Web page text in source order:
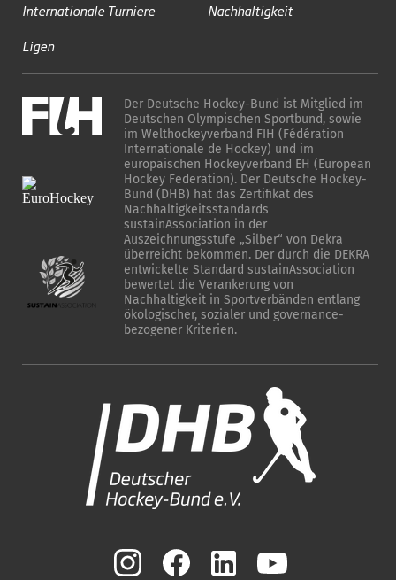
Internationale Turniere
Ligen
Nachhaltigkeit
Der Deutsche Hockey-Bund ist Mitglied im
Deutschen Olympischen Sportbund, sowie
im Welthockeyverband FIH (Fédération
Internationale de Hockey) und im
europäischen Hockeyverband EH (European
Hockey Federation). Der Deutsche Hockey-
Bund (DHB) hat das Zertifikat des
Nachhaltigkeitsstandards
sustainAssociation in der
Auszeichnungsstufe „Silber“ von Dekra
überreicht bekommen. Der durch die DEKRA
entwickelte Standard sustainAssociation
bewertet die Verankerung von
Nachhaltigkeit in Sportverbänden entlang
ökologischer, sozialer und governance-
bezogener Kriterien.